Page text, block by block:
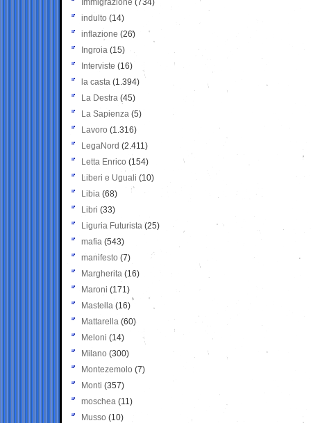
Immigrazione (734)
indulto (14)
inflazione (26)
Ingroia (15)
Interviste (16)
la casta (1.394)
La Destra (45)
La Sapienza (5)
Lavoro (1.316)
LegaNord (2.411)
Letta Enrico (154)
Liberi e Uguali (10)
Libia (68)
Libri (33)
Liguria Futurista (25)
mafia (543)
manifesto (7)
Margherita (16)
Maroni (171)
Mastella (16)
Mattarella (60)
Meloni (14)
Milano (300)
Montezemolo (7)
Monti (357)
moschea (11)
Musso (10)